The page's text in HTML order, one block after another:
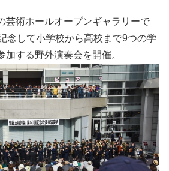
芸術ホールオープンギャラリーで
念して小学校から高校まで9つの学
する野外演奏会を開催。